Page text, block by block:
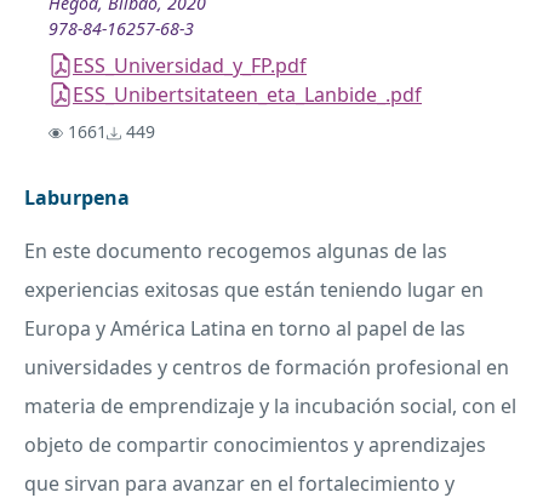
978-84-16257-68-3
ESS_Universidad_y_FP.pdf
ESS_Unibertsitateen_eta_Lanbide_.pdf
1661 449
Laburpena
En este documento recogemos algunas de las
experiencias exitosas que están teniendo lugar en
Europa y América Latina en torno al papel de las
universidades y centros de formación profesional en
materia de emprendizaje y la incubación social, con el
objeto de compartir conocimientos y aprendizajes
que sirvan para avanzar en el fortalecimiento y